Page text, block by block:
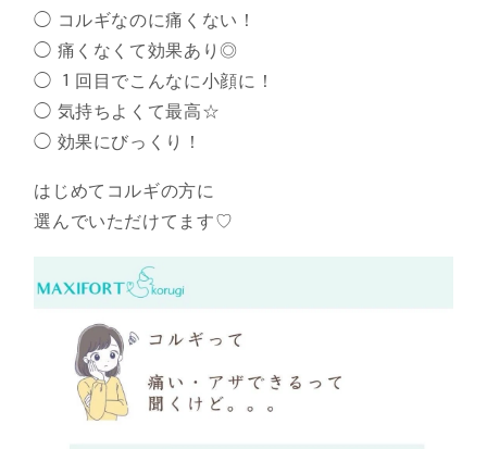
◯ コルギなのに痛くない！
◯ 痛くなくて効果あり◎
◯ １回目でこんなに小顔に！
◯ 気持ちよくて最高☆
◯ 効果にびっくり！
はじめてコルギの方に
選んでいただけてます♡